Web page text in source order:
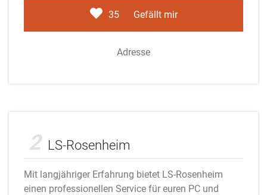
35 Gefällt mir
Adresse
2 LS-Rosenheim
Mit langjähriger Erfahrung bietet LS-Rosenheim
einen professionellen Service für euren PC und